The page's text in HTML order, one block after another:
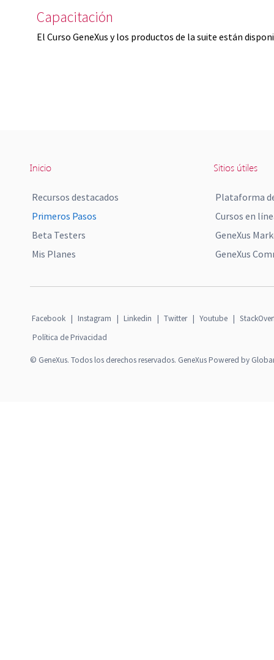
Capacitación
El Curso GeneXus y los productos de la suite están
Inicio
Recursos destacados
Primeros Pasos
Beta Testers
Mis Planes
Sitios útiles
Plataforma
Cursos en
GeneXus
GeneXus
Facebook | Instagram | Linkedin | Twitter | Youtube |
Política de Privacidad
© GeneXus. Todos los derechos reservados. GeneXus Powered by